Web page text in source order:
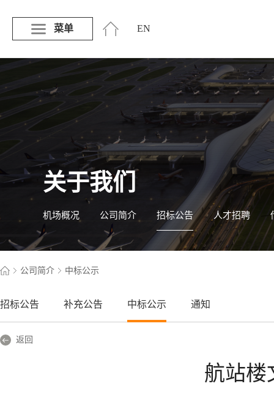
菜单 EN
关于我们
机场概况 公司简介 招标公告 人才招聘
公司简介 中标公示
招标公告 补充公告 中标公示 通知
返回
航站楼